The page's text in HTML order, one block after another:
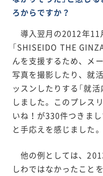
ろからですか？
導入翌月の2012年11
「SHISEIDO THE
んを支援するため、メ
写真を撮影したり、就
ッスンしたりする「就
しました。このプレス
いね！が330件つきまし
と手応えを感じました。
他の例としては、
しわではなかったこと